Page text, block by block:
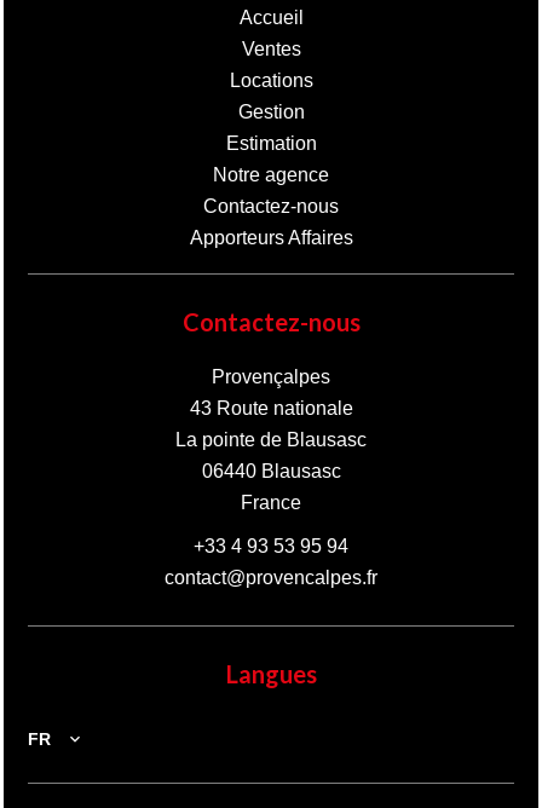
Accueil
Ventes
Locations
Gestion
Estimation
Notre agence
Contactez-nous
Apporteurs Affaires
Contactez-nous
Provençalpes
43 Route nationale
La pointe de Blausasc
06440Blausasc
France
+33 4 93 53 95 94
contact@provencalpes.fr
Langues
FR